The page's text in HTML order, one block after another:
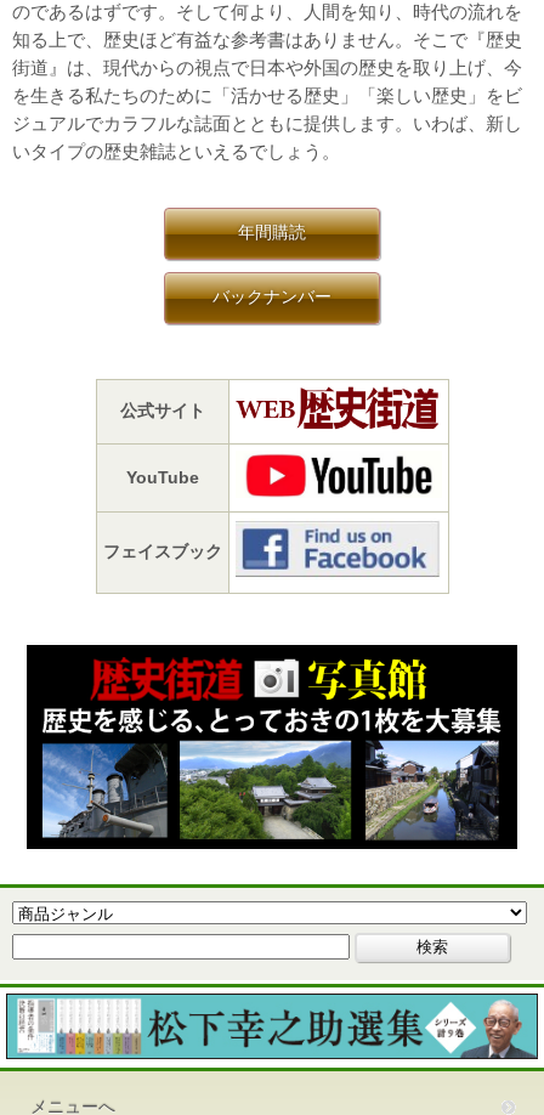
のであるはずです。そして何より、人間を知り、時代の流れを
知る上で、歴史ほど有益な参考書はありません。そこで『歴史
街道』は、現代からの視点で日本や外国の歴史を取り上げ、今
を生きる私たちのために「活かせる歴史」「楽しい歴史」をビ
ジュアルでカラフルな誌面とともに提供します。いわば、新し
いタイプの歴史雑誌といえるでしょう。
年間購読
バックナンバー
公式サイト
YouTube
フェイスブック
メニューへ